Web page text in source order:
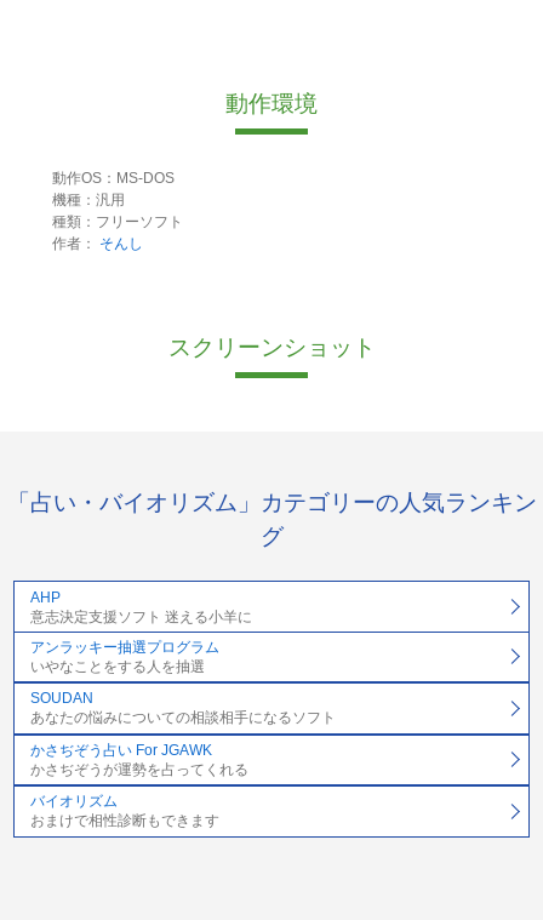
動作環境
動作OS：MS-DOS
機種：汎用
種類：フリーソフト
作者：
そんし
スクリーンショット
「占い・バイオリズム」カテゴリーの人気ランキン
グ
AHP
意志決定支援ソフト 迷える小羊に
アンラッキー抽選プログラム
いやなことをする人を抽選
SOUDAN
あなたの悩みについての相談相手になるソフト
かさぢぞう占い For JGAWK
かさぢぞうが運勢を占ってくれる
バイオリズム
おまけで相性診断もできます